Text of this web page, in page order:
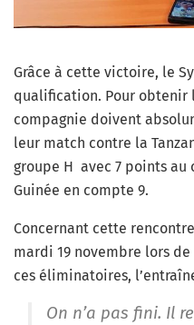
Grâce à cette victoire, le
qualification. Pour obtenir
compagnie doivent
leur match contre la
groupe H avec 7 points
Guinée en compte 9.
Concernant cette
mardi 19 novembre lors
ces éliminatoires,
On n’a pas fini. Il